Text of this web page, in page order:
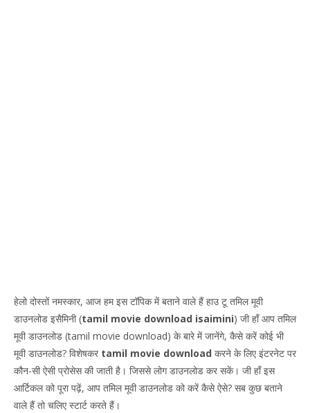
हेलो दोस्तों नमस्कार, आज हम इस टॉपिक में बताने वाले हैं हाउ टू तमिल मूवी
डाउनलोड इसैमिनी (tamil movie download isaimini) जी हाँ आप तमिल
मूवी डाउनलोड (tamil movie download) के बारे में जानेंगे, कैसे करें कोई भी
मूवी डाउनलोड? विशेषकर tamil movie download करने के लिए इंटरनेट पर
कौन-सी ऐसी प्रोसेस की जाती है। जिससे लोग डाउनलोड कर सकें। जी हाँ इस
आर्टिकल को पूरा पढ़ें, आप तमिल मूवी डाउनलोड को करें कैसे ऐसे? सब कुछ बताने
वाले हैं तो चलिए स्टार्ट करते हैं।